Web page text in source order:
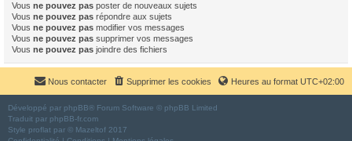
Vous ne pouvez pas poster de nouveaux sujets
Vous ne pouvez pas répondre aux sujets
Vous ne pouvez pas modifier vos messages
Vous ne pouvez pas supprimer vos messages
Vous ne pouvez pas joindre des fichiers
Heures au format UTC+02:00
Supprimer les cookies
Nous contacter
Développé par phpBB® Forum Software © phpBB Limited
Traduit par phpBB-fr.com
Style proflat par © Mazeltof 2017